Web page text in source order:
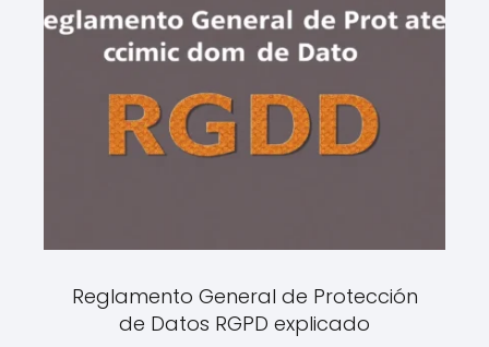
Reglamento General de Protección
de Datos RGPD explicado